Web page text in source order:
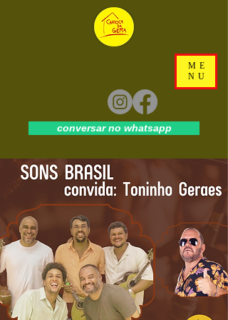
ME
NU
conversar no whatsapp